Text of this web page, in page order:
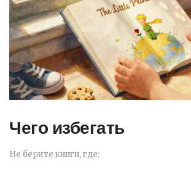
Чего избегать
Не берите книги, где: